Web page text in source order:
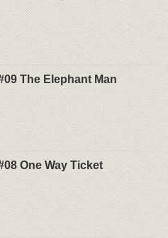
The Elephant Man
One Way Ticket